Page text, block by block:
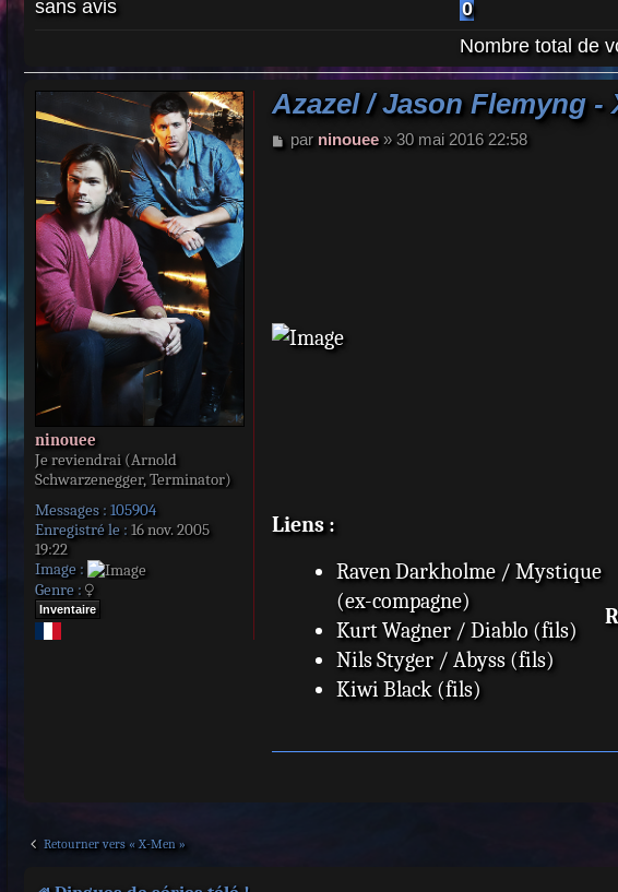
sans avis
0
Nombre total de
ninouee
Je reviendrai (Arnold
Schwarzenegger, Terminator)
Messages : 105904
Enregistré le : 16 nov. 2005
19:22
Image :
Genre :
Inventaire
Azazel / Jason Flemyng -
M
par ninouee» 30 mai 2016 22:58
Liens :
Raven Darkholme / Mystique
(ex-compagne)
Kurt Wagner / Diablo (fils)
Nils Styger / Abyss (fils)
Kiwi Black (fils)
Retourner vers « X-Men »